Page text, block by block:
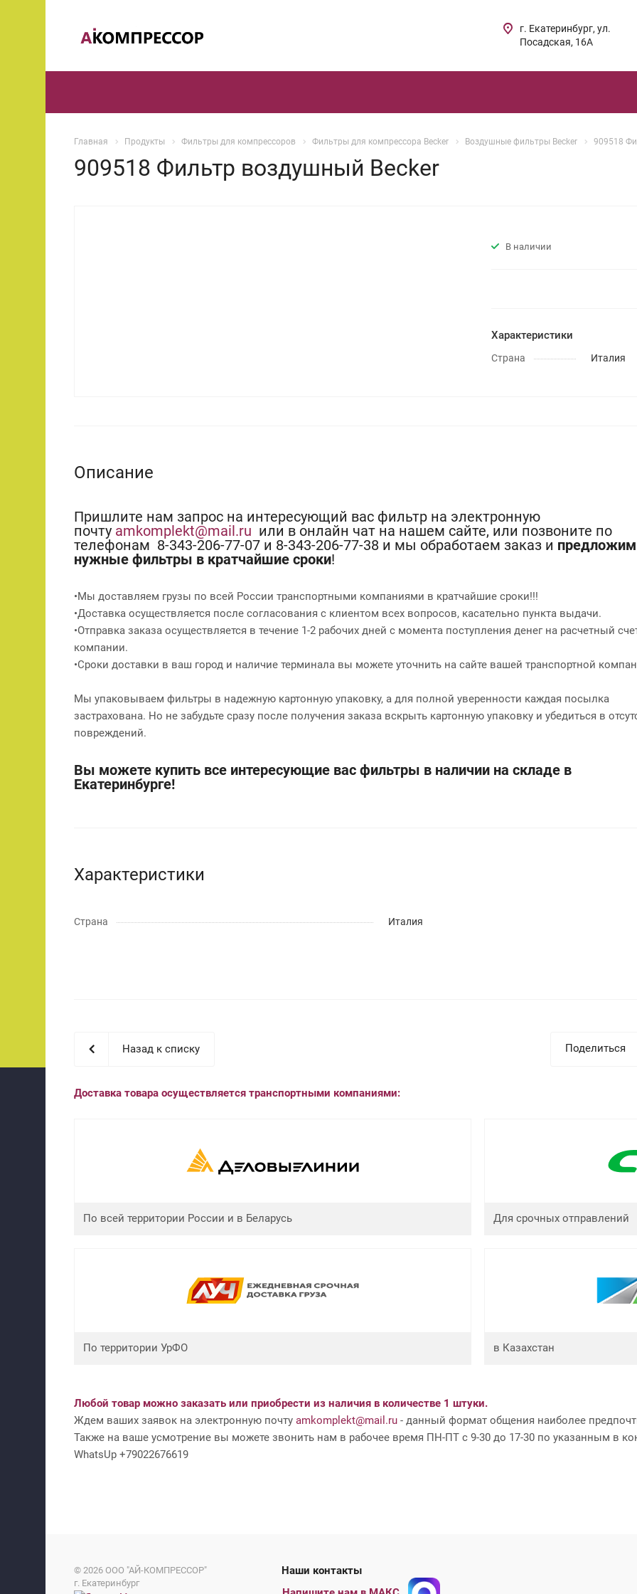
г. Екатеринбург, ул.
Посадская, 16А
Главная Продукты Фильтры для компрессоров Фильтры для компрессора Becker Воздушные фильтры Becker 909518
909518 Фильтр воздушный Becker
В наличии
Характеристики
Страна Италия
Описание
Пришлите нам запрос на интересующий вас фильтр на электронную
почту amkomplekt@mail.ru или в онлайн чат на нашем сайте, или позвоните по
телефонам 8-343-206-77-07 и 8-343-206-77-38 и мы обработаем заказ и
нужные фильтры в кратчайшие сроки!
•Мы доставляем грузы по всей России транспортными компаниями в кратчайшие сроки!!!
•Доставка осуществляется после согласования с клиентом всех вопросов, касательно пункта выдачи.
•Отправка заказа осуществляется в течение 1-2 рабочих дней с момента поступления денег на расчетный
компании.
•Сроки доставки в ваш город и наличие терминала вы можете уточнить на сайте вашей транспортной
Мы упаковываем фильтры в надежную картонную упаковку, а для полной уверенности каждая посылка
застрахована. Но не забудьте сразу после получения заказа вскрыть картонную упаковку и убедиться в
повреждений.
Вы можете купить все интересующие вас фильтры в наличии на складе в
Екатеринбурге!
Характеристики
Страна Италия
Поделиться
Назад к списку
Доставка товара осуществляется транспортными компаниями:
По всей территории России и в Беларусь Для срочных отправлений
По территории УрФО в Казахстан
Любой товар можно заказать или приобрести из наличия в количестве 1 штуки.
Ждем ваших заявок на электронную почту amkomplekt@mail.ru - данный формат общения наиболее
Также на ваше усмотрение вы можете звонить нам в рабочее время ПН-ПТ с 9-30 до 17-30 по указанным в
WhatsUp +79022676619
© 2026 ООО "АЙ-КОМПРЕССОР"
г. Екатеринбург
Наши контакты